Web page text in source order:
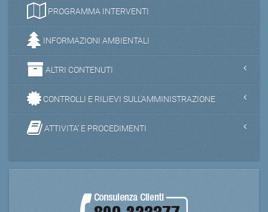
PROGRAMMA INTERVENTI
INFORMAZIONI AMBIENTALI
ALTRI CONTENUTI
CONTROLLI E RILIEVI SULL'AMMINISTRAZIONE
ATTIVITA' E PROCEDIMENTI